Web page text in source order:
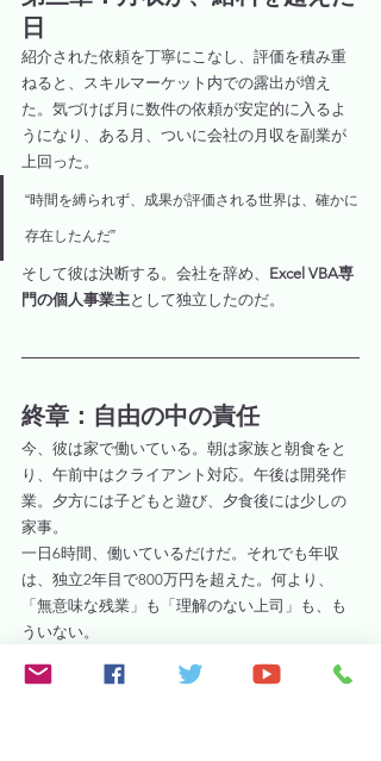
日
紹介された依頼を丁寧にこなし、評価を積み重
ねると、スキルマーケット内での露出が増え
た。気づけば月に数件の依頼が安定的に入るよ
うになり、ある月、ついに会社の月収を副業が
上回った。
“時間を縛られず、成果が評価される世界は、確かに
存在したんだ”
そして彼は決断する。会社を辞め、 Excel VBA専
門の個人事業主として独立したのだ。
終章：自由の中の責任
今、彼は家で働いている。朝は家族と朝食をと
り、午前中はクライアント対応。午後は開発作
業。夕方には子どもと遊び、夕食後には少しの
家事。
一日6時間、働いているだけだ。それでも年収
は、独立2年目で800万円を超えた。何より、
「無意味な残業」も「理解のない上司」も、も
ういない。
“スキルは、使い方次第で人生を変える武器になる”